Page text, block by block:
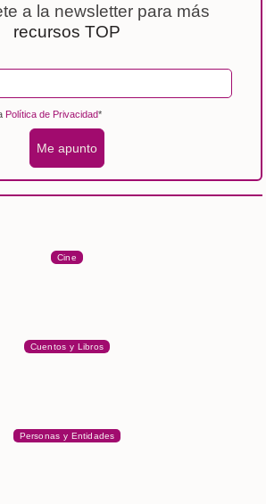
a la newsletter para más
recursos TOP
Política de Privacidad*
Me apunto
Cine
Cuentos y Libros
Personas y Entidades